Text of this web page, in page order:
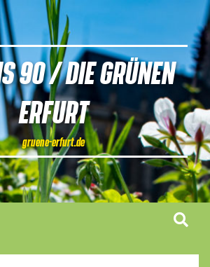
90 / DIE GRÜNEN
ERFURT
gruene-erfurt.de